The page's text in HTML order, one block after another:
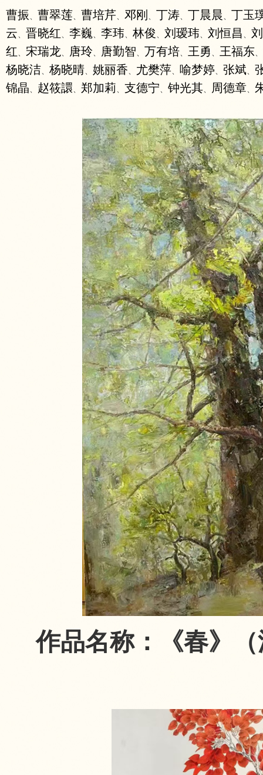
曹振、 曹翠莲、 曹培芹、 邓刚 、 丁涛、 丁晨晨 、 丁玉
云、 晋晓红、 李巍 、 李玮、 林俊 、 刘瑷玮、 刘恒昌 、
红、 宋瑞龙、 唐玲、 唐勤智、 万有培、 王勇 、 王福东、
杨晓洁、 杨晓晴、 姚丽香、 尤樊萍、 喻梦婷、 张斌、
锦晶、 赵筱譞、 郑加莉、 支德宁、 钟光其、 周德章、
作品名称：《春》